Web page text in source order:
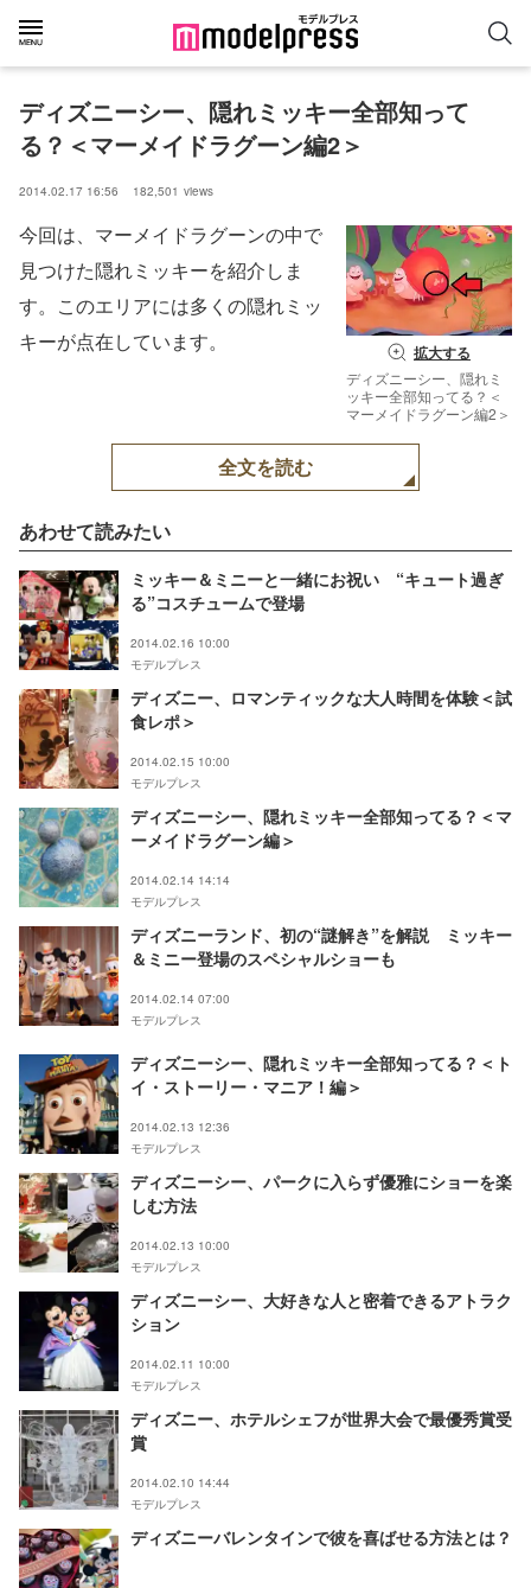
ディズニーシー、隠れミッキー全部知って
る？＜マーメイドラグーン編2＞
2014.02.17 16:56 182,501 views
拡大する
ディズニーシー、隠れミ
ッキー全部知ってる？＜
マーメイドラグーン編2＞
今回は、マーメイドラグーンの中で
見つけた隠れミッキーを紹介しま
す。このエリアには多くの隠れミッ
キーが点在しています。
全文を読む
あわせて読みたい
ミッキー＆ミニーと一緒にお祝い “キュート過ぎ
る”コスチュームで登場
2014.02.16 10:00
モデルプレス
ディズニー、ロマンティックな大人時間を体験＜試
食レポ＞
2014.02.15 10:00
モデルプレス
ディズニーシー、隠れミッキー全部知ってる？＜マ
ーメイドラグーン編＞
2014.02.14 14:14
モデルプレス
ディズニーランド、初の“謎解き”を解説 ミッキー
＆ミニー登場のスペシャルショーも
2014.02.14 07:00
モデルプレス
ディズニーシー、隠れミッキー全部知ってる？＜ト
イ・ストーリー・マニア！編＞
2014.02.13 12:36
モデルプレス
ディズニーシー、パークに入らず優雅にショーを楽
しむ方法
2014.02.13 10:00
モデルプレス
ディズニーシー、大好きな人と密着できるアトラク
ション
2014.02.11 10:00
モデルプレス
ディズニー、ホテルシェフが世界大会で最優秀賞受
賞
2014.02.10 14:44
モデルプレス
ディズニーバレンタインで彼を喜ばせる方法とは？